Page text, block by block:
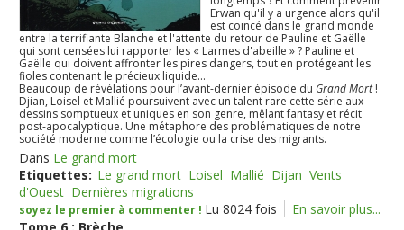
Erwan qu'il y a urgence alors qu'il
est coincé dans le grand monde
entre la terrifiante Blanche et l'attente du retour de Pauline et Gaëlle
qui sont censées lui rapporter les « Larmes d'abeille » ? Pauline et
Gaëlle qui doivent affronter les pires dangers, tout en protégeant les
fioles contenant le précieux liquide...
Beaucoup de révélations pour l’avant-dernier épisode du Grand Mort!
Djian, Loisel et Mallié poursuivent avec un talent rare cette série aux
dessins somptueux et uniques en son genre, mêlant fantasy et récit
post-apocalyptique. Une métaphore des problématiques de notre
société moderne comme l’écologie ou la crise des migrants.
Dans Le grand mort
Etiquettes: Le grand mort Loisel Mallié Dijan Vents
d'Ouest Dernières migrations
soyez le premier à commenter ! Lu 8024 fois
En savoir plus...